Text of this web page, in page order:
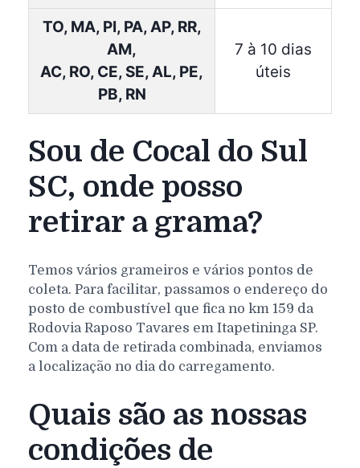
TO, MA, PI, PA, AP, RR,
AM,
AC, RO, CE, SE, AL, PE,
PB, RN
7 à 10 dias
úteis
Sou de Cocal do Sul
SC, onde posso
retirar a grama?
Temos vários grameiros e vários pontos de
coleta. Para facilitar, passamos o endereço do
posto de combustível que fica no km 159 da
Rodovia Raposo Tavares em Itapetininga SP.
Com a data de retirada combinada, enviamos
a localização no dia do carregamento.
Quais são as nossas
condições de